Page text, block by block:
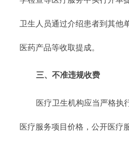
卫生人员通过介绍患者到其他
医药产品等收取提成。
三、不准违规收费
医疗卫生机构应当严格执
医疗服务项目价格，公开医疗